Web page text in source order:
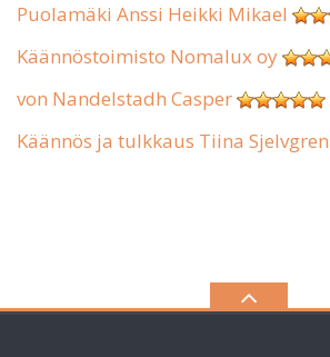
Puolamäki Anssi Heikki Mikael
Käännöstoimisto Nomalux oy
von Nandelstadh Casper
Käännös ja tulkkaus Tiina Sjelvgren